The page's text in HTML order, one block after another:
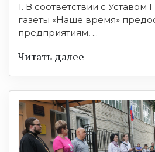
1. В соответствии с Уставом
газеты «Наше время»
предприятиям, ...
Читать далее